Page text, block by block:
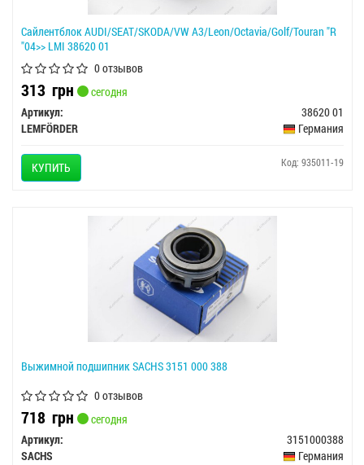
Сайлентблок AUDI/SEAT/SKODA/VW A3/Leon/Octavia/Golf/Touran "R
"04>> LMI 38620 01
0 отзывов
313 грн
сегодня
Артикул:
38620 01
LEMFÖRDER
Германия
КУПИТЬ Код: 935011-19
Выжимной подшипник SACHS 3151 000 388
0 отзывов
718 грн
сегодня
Артикул:
3151000388
SACHS
Германия